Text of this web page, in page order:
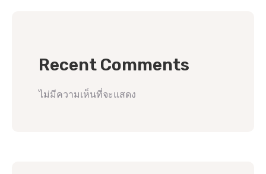
Recent Comments
ไม่มีความเห็นที่จะแสดง